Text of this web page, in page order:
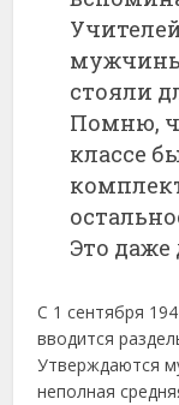
мужчины
стояли
Помню,
классе
Это даже
С 1 сентября
вводится
Утверждаются
неполная